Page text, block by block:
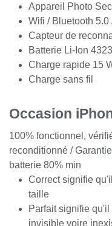
Appareil Photo
Wifi / Bluetooth 5.0
Capteur de
Batterie Li-Ion
Charge rapide 15
Charge sans fil
Occasion
100% fonctionnel,
reconditionné /
batterie 80% min
Correct signifie
taille
Parfait signifie
invisible voire